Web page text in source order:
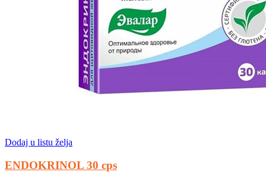
Dodaj u listu želja
ENDOKRINOL 30 cps